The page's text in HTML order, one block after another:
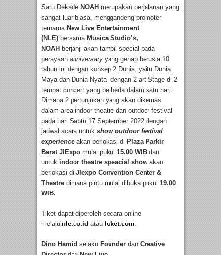
Satu Dekade NOAH merupakan perjalanan yang
sangat luar biasa, menggandeng promoter
ternama New Live Entertainment
(NLE) bersama Musica Studio’s,
NOAH berjanji akan tampil special pada
perayaan anniversary yang genap berusia 10
tahun ini dengan konsep 2 Dunia, yaitu Dunia
Maya dan Dunia Nyata dengan 2 art Stage di 2
tempat concert yang berbeda dalam satu hari.
Dimana 2 pertunjukan yang akan dikemas
dalam area indoor theatre dan outdoor festival
pada hari Sabtu 17 September 2022 dengan
jadwal acara untuk show outdoor festival
experience akan berlokasi di Plaza Parkir
Barat JIExpo mulai pukul 15.00 WIB dan
untuk indoor theatre speacial show akan
berlokasi di JIexpo Convention Center &
Theatre dimana pintu mulai dibuka pukul 19.00
WIB.
Tiket dapat diperoleh secara online
melaluinle.co.id atau loket.com
Dino Hamid selaku Founder dan Creative